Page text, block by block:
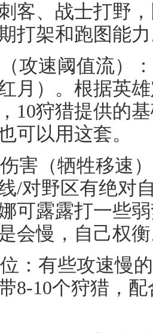
客、战士打野
打架和跑图能
攻速阈值流）
月）。根据英
10狩猎提供的
可以用这套。
害（牺牲移速
/对野区有绝对
可露露打一些
会慢，自己权
：有些攻速慢
8-10个狩猎，